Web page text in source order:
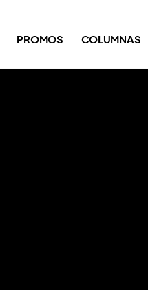
PROMOS COLUMNAS